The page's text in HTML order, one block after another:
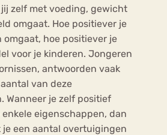
zelf met voeding, gewicht
omgaat. Hoe positiever je
omgaat, hoe positiever je
voor je kinderen. Jongeren
antwoorden vaak
van deze
Wanneer je zelf positief
eigenschappen, dan
je een aantal overtuigingen